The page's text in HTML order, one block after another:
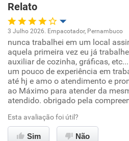
Recomenda esta empresa
Recomenda a diretoria
Relato
Oportunidade de promoção
Ambiente de trabalho
Conciliação com a vida familiar
Benefícios
3 Julho 2026. Empacotador, Pernambuco
nunca trabalhei em um local
aquela primeira vez eu já
auxiliar de cozinha, gráficas,
um pouco de experiência em
até hj e amo o atendimento e
ao Máximo para atender da
atendido. obrigado pela
Esta avaliação foi útil?
Sim Não